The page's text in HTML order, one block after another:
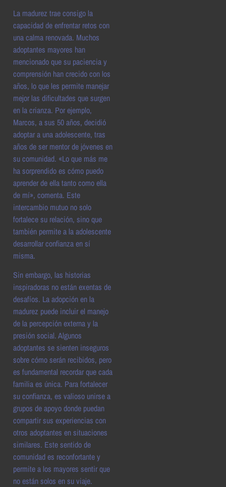
La madurez trae consigo la
capacidad de enfrentar retos con
una calma renovada. Muchos
adoptantes mayores han
mencionado que su paciencia y
comprensión han crecido con los
años, lo que les permite manejar
mejor las dificultades que surgen
en la crianza. Por ejemplo,
Marcos, a sus 50 años, decidió
adoptar a una adolescente, tras
años de ser mentor de jóvenes en
su comunidad. «Lo que más me
ha sorprendido es cómo puedo
aprender de ella tanto como ella
de mí», comenta. Este
intercambio mutuo no solo
fortalece su relación, sino que
también permite a la adolescente
desarrollar confianza en sí
misma.
Sin embargo, las historias
inspiradoras no están exentas de
desafíos. La adopción en la
madurez puede incluir el manejo
de la percepción externa y la
presión social. Algunos
adoptantes se sienten inseguros
sobre cómo serán recibidos, pero
es fundamental recordar que cada
familia es única. Para fortalecer
su confianza, es valioso unirse a
grupos de apoyo donde puedan
compartir sus experiencias con
otros adoptantes en situaciones
similares. Este sentido de
comunidad es reconfortante y
permite a los mayores sentir que
no están solos en su viaje.